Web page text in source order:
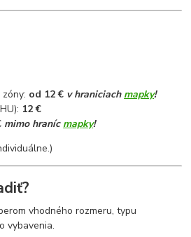
od 12 € v hraniciach mapky!
12 €
mimo hraníc mapky!
vhodného rozmeru, typu
vybavenia.